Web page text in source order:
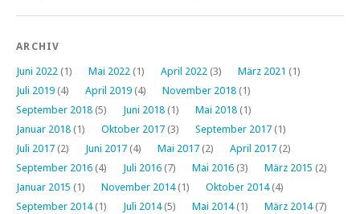
ARCHIV
Juni 2022 (1) Mai 2022 (1) April 2022 (3) März 2021 (1)
Juli 2019 (4) April 2019 (4) November 2018 (1)
September 2018 (5) Juni 2018 (1) Mai 2018 (1)
Januar 2018 (1) Oktober 2017 (3) September 2017 (1)
Juli 2017 (2) Juni 2017 (4) Mai 2017 (2) April 2017 (2)
September 2016 (4) Juli 2016 (7) Mai 2016 (3) März 2015 (2)
Januar 2015 (1) November 2014(1) Oktober 2014(4)
September 2014(1) Juli 2014(5) Mai 2014(1) März 2014(7)